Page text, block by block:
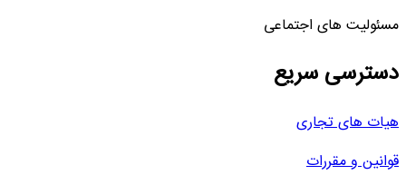
مسئولیت های اجتماعی
دسترسی سریع
هیات های تجاری
قوانین و مقررات